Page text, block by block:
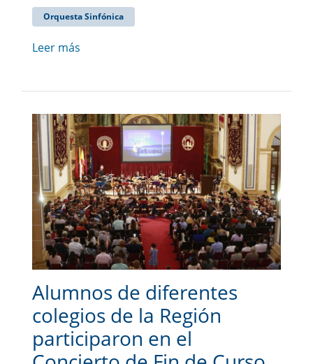
Orquesta Sinfónica
Leer más
Alumnos de diferentes
colegios de la Región
participaron en el